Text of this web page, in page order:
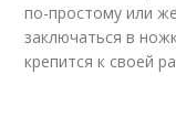
по-простому или
заключаться в
крепится к своей